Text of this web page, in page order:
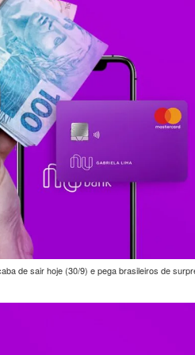
de sair hoje (30/9) e pega brasileiros de